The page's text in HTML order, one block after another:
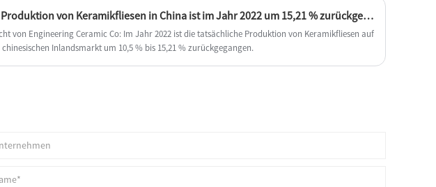
Die Produktion von Keramikfliesen in China ist im Jahr 2022 um 15,21 % zurückgegangen
von Engineering Ceramic Co: Im Jahr 2022 ist die tatsächliche Produktion von Keramikfliesen auf
Inlandsmarkt um 10,5 % bis 15,21 % zurückgegangen.